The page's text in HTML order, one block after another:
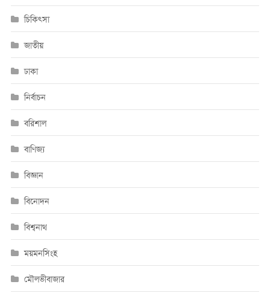
চিকিৎসা
জাতীয়
ঢাকা
নির্বাচন
বরিশাল
বাণিজ্য
বিজ্ঞান
বিনোদন
বিশ্বনাথ
ময়মনসিংহ
মৌলভীবাজার